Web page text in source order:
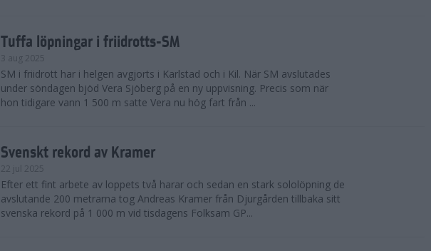
Tuffa löpningar i friidrotts-SM
3 aug 2025
SM i friidrott har i helgen avgjorts i Karlstad och i Kil. När SM avslutades
under söndagen bjöd Vera Sjöberg på en ny uppvisning. Precis som när
hon tidigare vann 1 500 m satte Vera nu hög fart från ...
Svenskt rekord av Kramer
22 jul 2025
Efter ett fint arbete av loppets två harar och sedan en stark sololöpning de
avslutande 200 metrarna tog Andreas Kramer från Djurgården tillbaka sitt
svenska rekord på 1 000 m vid tisdagens Folksam GP...